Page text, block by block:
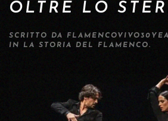
OLTRE LO
SCRITTO DA
IN LA STORIA DEL FLAMENCO.